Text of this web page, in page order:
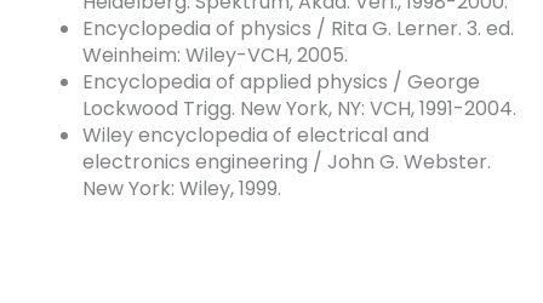
Encyclopedia of physics / Rita G. Lerner. 3. ed.
Weinheim: Wiley-VCH, 2005.
Encyclopedia of applied physics / George
Lockwood Trigg. New York, NY: VCH, 1991-2004.
Wiley encyclopedia of electrical and
electronics engineering / John G. Webster.
New York: Wiley, 1999.